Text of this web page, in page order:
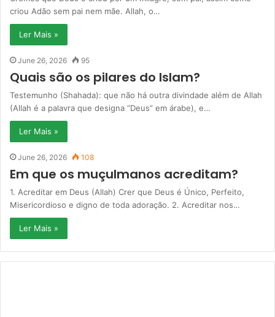
criou Adão sem pai nem mãe. Allah, o…
Ler Mais »
June 26, 2026 95
Quais são os pilares do Islam?
Testemunho (Shahada): que não há outra divindade além de Allah
(Allah é a palavra que designa “Deus” em árabe), e…
Ler Mais »
June 26, 2026 108
Em que os muçulmanos acreditam?
1. Acreditar em Deus (Allah) Crer que Deus é Único, Perfeito,
Misericordioso e digno de toda adoração. 2. Acreditar nos…
Ler Mais »